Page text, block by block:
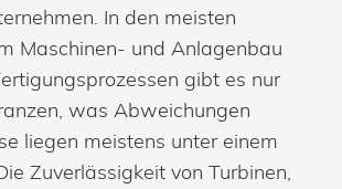
In den meisten
Maschinen- und Anlagenbau
gibt es nur
was Abweichungen
liegen meistens unter einem
Zuverlässigkeit von Turbinen,